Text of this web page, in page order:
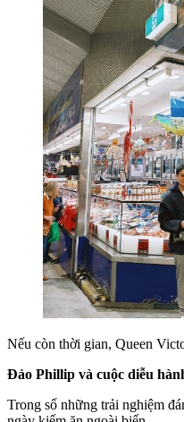
Nếu còn thời gian, Queen
Đảo Phillip và cuộc diễu
Trong số những trải nghiệm